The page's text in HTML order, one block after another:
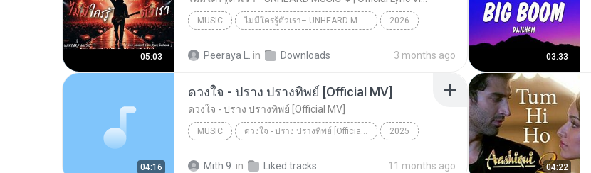
05:03
MUSIC ไม่มีใครรู้ตัวเรา– UNHEARD MUSIC 🖤| Official Lyric Video | เพลงสู้ชีวิต 2026
Peeraya L. in Downloads 3 months ago 03:33
04:16
ดวงใจ - ปราง ปรางทิพย์ [Official MV]
ดวงใจ - ปราง ปรางทิพย์ [Official MV]
MUSIC ดวงใจ - ปราง ปรางทิพย์ [Official MV] 2025
Mith 9. in Liked tracks 11 months ago 04:22